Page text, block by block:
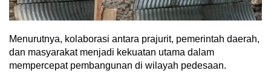
Menurutnya, kolaborasi antara prajurit, pemerintah daerah,
dan masyarakat menjadi kekuatan utama dalam
mempercepat pembangunan di wilayah pedesaan.